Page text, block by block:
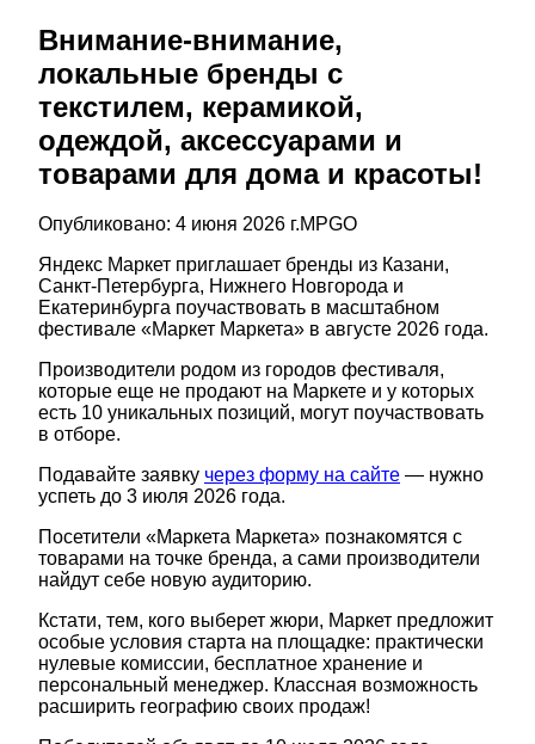
Внимание-внимание,
локальные бренды с
текстилем, керамикой,
одеждой, аксессуарами и
товарами для дома и красоты!
Опубликовано: 4 июня 2026 г.MPGO
Яндекс Маркет приглашает бренды из Казани,
Санкт-Петербурга, Нижнего Новгорода и
Екатеринбурга поучаствовать в масштабном
фестивале «Маркет Маркета» в августе 2026 года.
Производители родом из городов фестиваля,
которые еще не продают на Маркете и у которых
есть 10 уникальных позиций, могут поучаствовать
в отборе.
Подавайте заявку через форму на сайте — нужно
успеть до 3 июля 2026 года.
Посетители «Маркета Маркета» познакомятся с
товарами на точке бренда, а сами производители
найдут себе новую аудиторию.
Кстати, тем, кого выберет жюри, Маркет предложит
особые условия старта на площадке: практически
нулевые комиссии, бесплатное хранение и
персональный менеджер. Классная возможность
расширить географию своих продаж!